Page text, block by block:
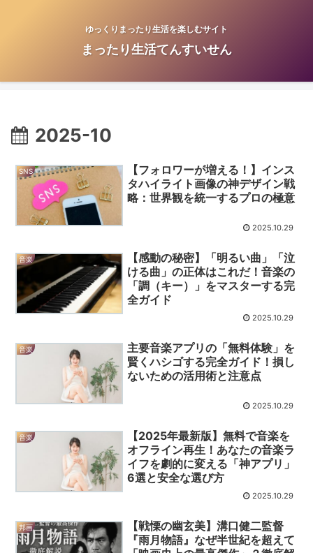
ゆっくりまったり生活を楽しむサイト
まったり生活てんすいせん
2025-10
SNS
【フォロワーが増える！】インス
タハイライト画像の神デザイン戦
略：世界観を統一するプロの極意
2025.10.29
音楽
【感動の秘密】「明るい曲」「泣
ける曲」の正体はこれだ！音楽の
「調（キー）」をマスターする完
全ガイド
2025.10.29
音楽
主要音楽アプリの「無料体験」を
賢くハシゴする完全ガイド！損し
ないための活用術と注意点
2025.10.29
音楽
【2025年最新版】無料で音楽を
オフライン再生！あなたの音楽ラ
イフを劇的に変える「神アプリ」
6選と安全な選び方
2025.10.29
邦画
【戦慄の幽玄美】溝口健二監督
『雨月物語』なぜ半世紀を超えて